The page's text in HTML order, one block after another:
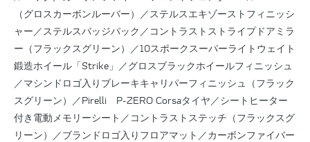
（グロスカーボンルーバー）／ステルスエキゾーストフィニッシ
ャー／ステルスバッジパック／コントラストストライプドアミラ
ー（フラックスグリーン）／10スポークスーパーライトウェイト
鍛造ホイール「Strike」／グロスブラックホイールフィニッシュ
／マシンドロゴ入りブレーキキャリパーフィニッシュ（フラック
スグリーン）／Pirelli P-ZERO Corsaタイヤ／シートヒーター
付き電動メモリーシート／コントラストステッチ（フラックスグ
リーン）／ブランドロゴ入りフロアマット／カーボンファイバー